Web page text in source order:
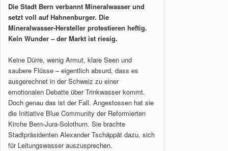
Die Stadt Bern verbannt Mineralwasser und
setzt voll auf Hahnenburger. Die
Mineralwasser-Hersteller protestieren heftig.
Kein Wunder – der Markt ist riesig.
Keine Dürre, wenig Armut, klare Seen und
saubere Flüsse – eigentlich absurd, dass es
ausgerechnet in der Schweiz zu einer
emotionalen Debatte über Trinkwasser kommt.
Doch genau das ist der Fall. Angestossen hat sie
die Initiative Blue Community der Reformierten
Kirche Bern-Jura-Solothurn. Sie brachte
Stadtpräsidenten Alexander Tschäppät dazu, sich
für Leitungswasser auszusprechen.